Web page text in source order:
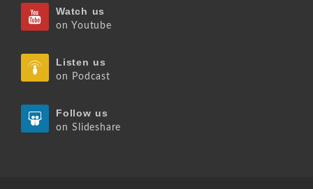
Watch us
on Youtube
Listen us
on Podcast
Follow us
on Slideshare